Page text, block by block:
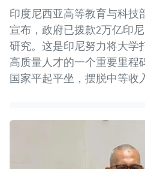
印度尼西亚高等教育与科技
宣布，政府已拨款2万亿印
研究。这是印尼努力将大学
高质量人才的一个重要里程
国家平起平坐，摆脱中等收